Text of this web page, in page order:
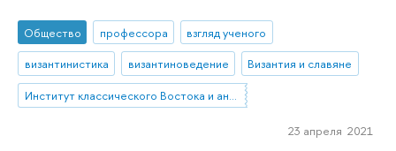
Общество профессора
взгляд ученого
византинистика
византиноведение
Византия и славяне
Институт классического Востока и античности
23 апреля 2021